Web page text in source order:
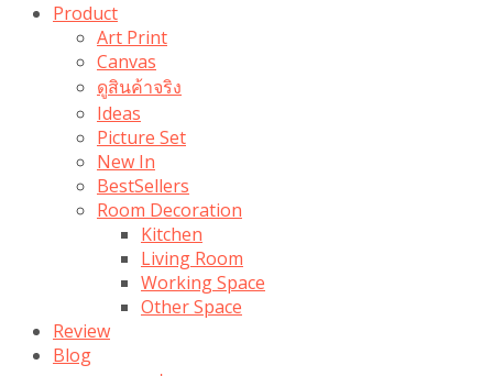
Product
Art Print
Canvas
ดูสินค้าจริง
Ideas
Picture Set
New In
BestSellers
Room Decoration
Kitchen
Living Room
Working Space
Other Space
Review
Blog